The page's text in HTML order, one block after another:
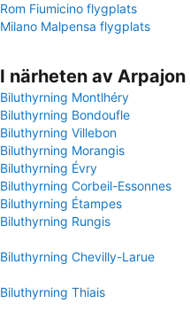
Rom Fiumicino flygplats
Milano Malpensa flygplats
I närheten av Arpajon
Biluthyrning Montlhéry
Biluthyrning Bondoufle
Biluthyrning Villebon
Biluthyrning Morangis
Biluthyrning Évry
Biluthyrning Corbeil-Essonnes
Biluthyrning Étampes
Biluthyrning Rungis
Biluthyrning Chevilly-Larue
Biluthyrning Thiais